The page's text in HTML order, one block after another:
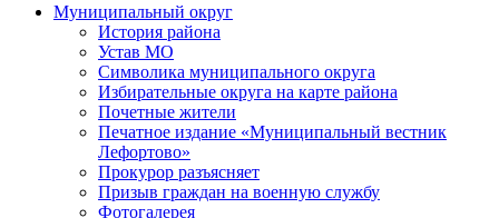
Муниципальный округ
История района
Устав МО
Символика муниципального округа
Избирательные округа на карте района
Почетные жители
Печатное издание «Муниципальный вестник
Лефортово»
Прокурор разъясняет
Призыв граждан на военную службу
Фотогалерея